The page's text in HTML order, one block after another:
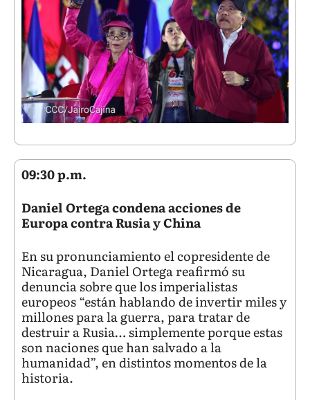
09:30 p.m.
Daniel Ortega condena acciones de
Europa contra Rusia y China
En su pronunciamiento el copresidente de
Nicaragua, Daniel Ortega reafirmó su
denuncia sobre que los imperialistas
europeos “están hablando de invertir miles y
millones para la guerra, para tratar de
destruir a Rusia… simplemente porque estas
son naciones que han salvado a la
humanidad”, en distintos momentos de la
historia.